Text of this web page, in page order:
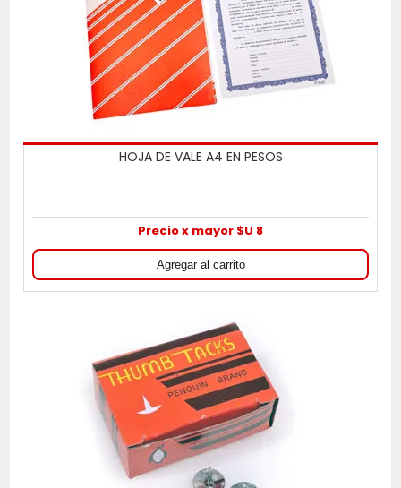
HOJA DE VALE A4 EN PESOS
Precio x mayor $U 8